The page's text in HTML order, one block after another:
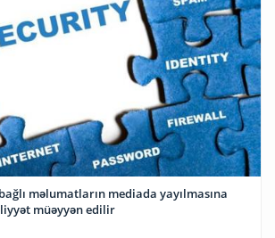
məlumatların mediada yayılmasına
müəyyən edilir